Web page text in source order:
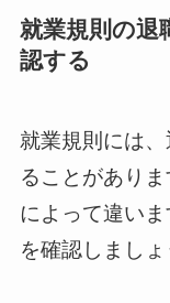
就業規則の退
認する
就業規則には
ることがあり
によって違い
を確認しましょ